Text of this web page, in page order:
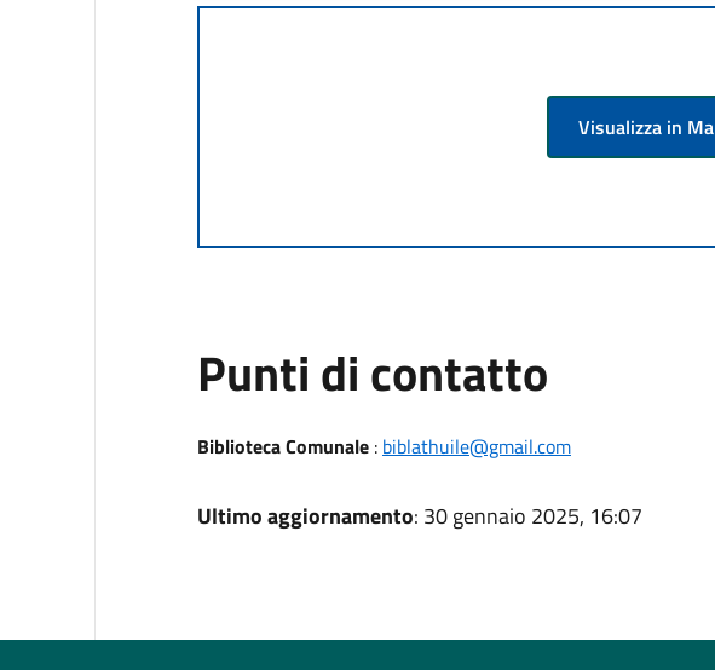
Visualizza in
Punti di contatto
Biblioteca Comunale: biblathuile@gmail.com
Ultimo aggiornamento: 30 gennaio 2025, 16:07